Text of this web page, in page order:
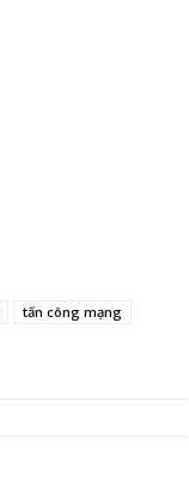
tấn công mạng